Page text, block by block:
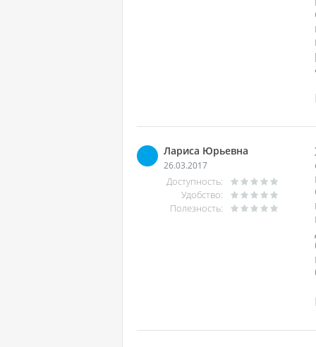
Лариса Юрьевна
26.03.2017
Доступность:
Удобство:
Полезность: